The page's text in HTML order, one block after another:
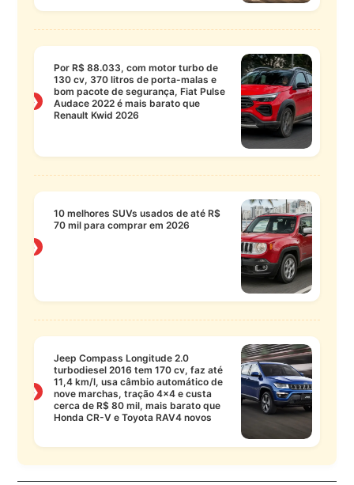
❯
Por R$ 88.033, com motor turbo de
130 cv, 370 litros de porta-malas e
bom pacote de segurança, Fiat Pulse
Audace 2022 é mais barato que
Renault Kwid 2026
❯
10 melhores SUVs usados de até R$
70 mil para comprar em 2026
❯
Jeep Compass Longitude 2.0
turbodiesel 2016 tem 170 cv, faz até
11,4 km/l, usa câmbio automático de
nove marchas, tração 4×4 e custa
cerca de R$ 80 mil, mais barato que
Honda CR-V e Toyota RAV4 novos